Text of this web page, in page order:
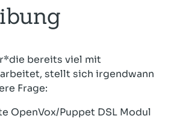
bereits viel mit
stellt sich irgendwann
Frage:
OpenVox/Puppet DSL Modul